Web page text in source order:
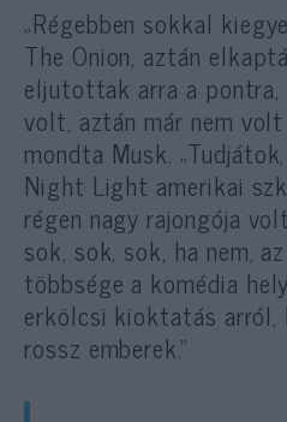
„Régebben sokkal
The Onion, aztán
eljutottak arra a pontra,
volt, aztán már nem volt
mondta Musk.
Night Light amerikai
régen nagy rajongója
sok, sok, sok, ha nem,
többsége a komédia
erkölcsi kioktatás arról,
rossz emberek.”